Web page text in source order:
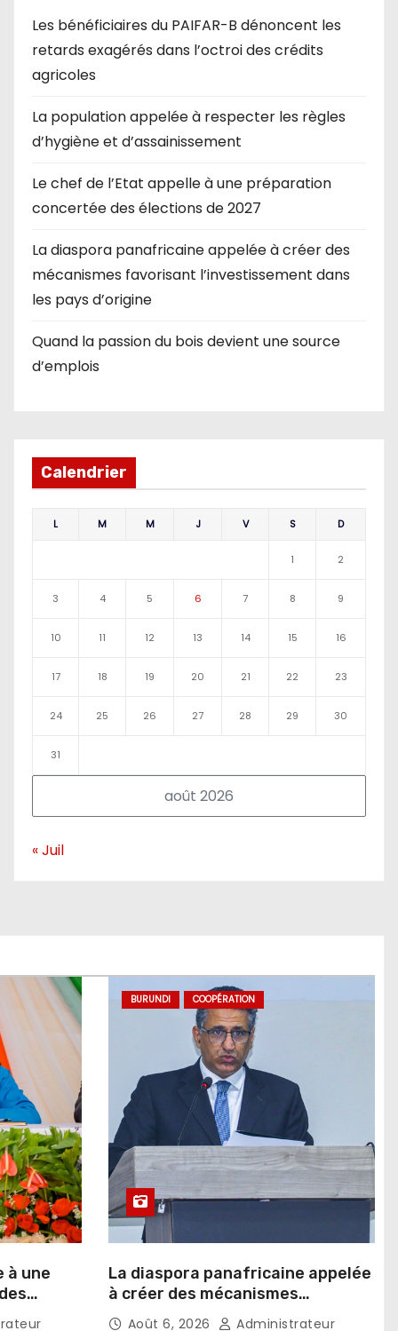
Les bénéficiaires du PAIFAR-B dénoncent les
retards exagérés dans l’octroi des crédits
agricoles
La population appelée à respecter les règles
d’hygiène et d’assainissement
Le chef de l’Etat appelle à une préparation
concertée des élections de 2027
La diaspora panafricaine appelée à créer des
mécanismes favorisant l’investissement dans
les pays d’origine
Quand la passion du bois devient une source
d’emplois
Calendrier
août 2026
L M M J V S D
1 2
3 4 5 6 7 8 9
10 11 12 13 14 15 16
17 18 19 20 21 22 23
24 25 26 27 28 29 30
31
« Juil
à une
BURUNDI COOPÉRATION
La diaspora panafricaine appelée
à créer des mécanismes
favorisant l’investissement dans
Août 6, 2026 Administrateur